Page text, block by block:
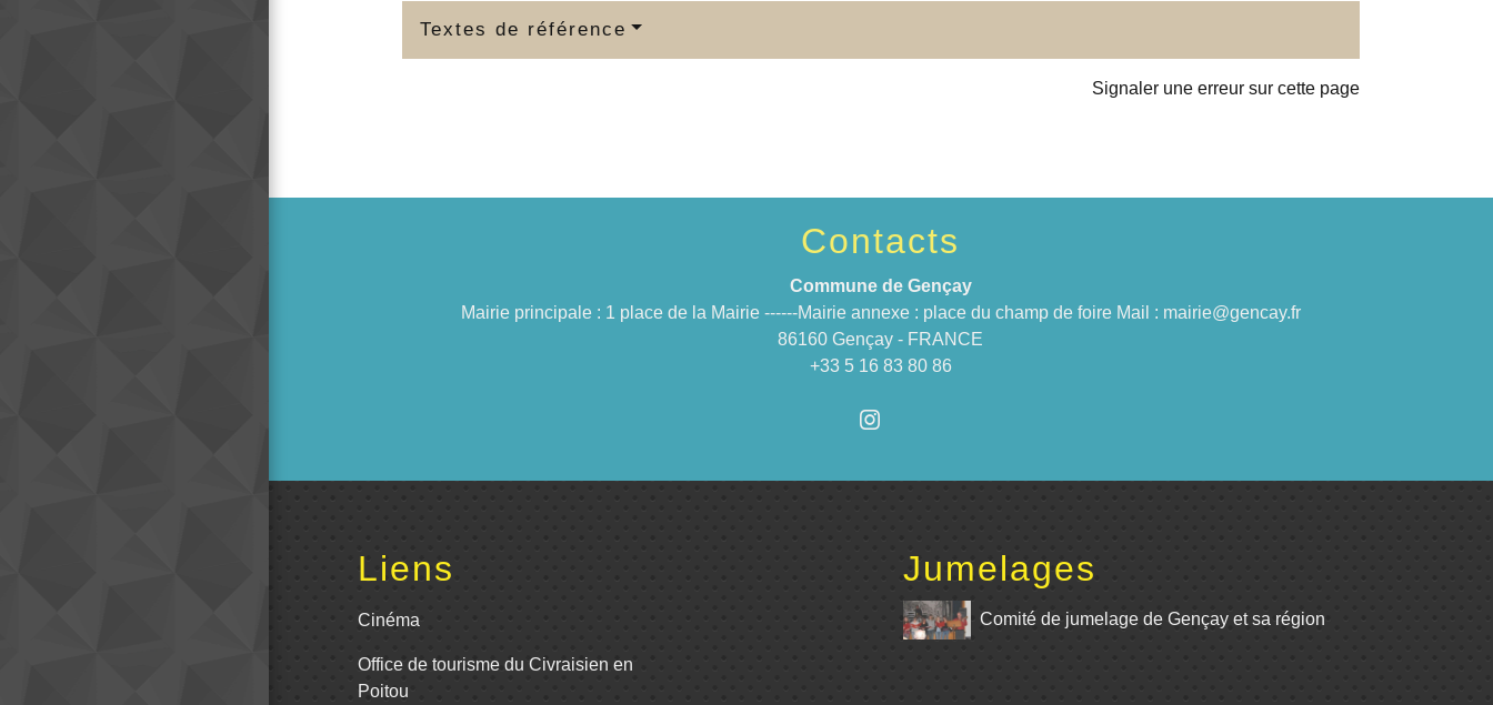
Textes de référence
Signaler une erreur sur cette page
Contacts
Commune de Gençay
Mairie principale : 1 place de la Mairie ------Mairie annexe : place du champ de foire Mail : mairie@gencay.fr
86160 Gençay - FRANCE
+33 5 16 83 80 86
Liens
Cinéma
Office de tourisme du Civraisien en
Poitou
Jumelages
Comité de jumelage de Gençay et sa région